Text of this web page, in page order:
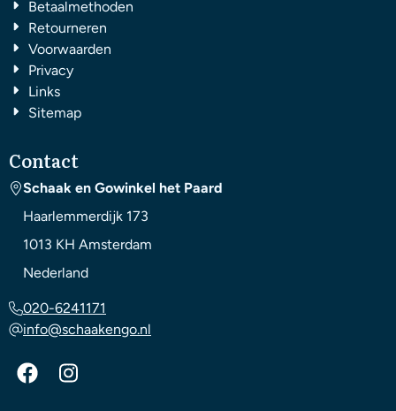
Betaalmethoden
Retourneren
Voorwaarden
Privacy
Links
Sitemap
Contact
Schaak en Gowinkel het Paard
Haarlemmerdijk 173
1013 KH Amsterdam
Nederland
020-6241171
info@schaakengo.nl